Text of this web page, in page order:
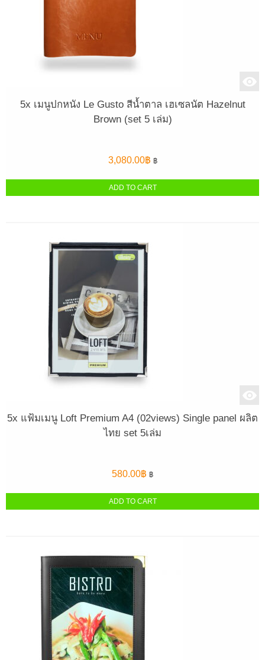
5x เมนูปกหนัง Le Gusto สีน้ำตาล เฮเซลนัต Hazelnut
Brown (set 5 เล่ม)
3,080.00฿ ฿
ADD TO CART
5x แฟ้มเมนู Loft Premium A4 (02views) Single panel ผลิต
ไทย set 5เล่ม
580.00฿ ฿
ADD TO CART